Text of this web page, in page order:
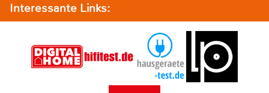
Interessante Links: